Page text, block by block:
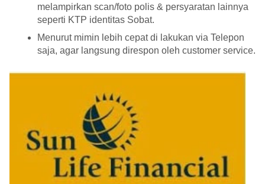
melampirkan scan/foto polis & persyaratan lainnya
seperti KTP identitas Sobat.
Menurut mimin lebih cepat di lakukan via Telepon
saja, agar langsung direspon oleh customer service.